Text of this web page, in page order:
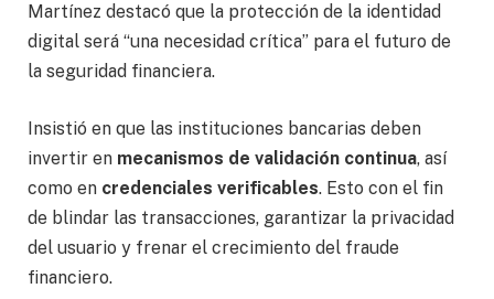
Martínez destacó que la protección de la identidad
digital será “una necesidad crítica” para el futuro de
la seguridad financiera.
Insistió en que las instituciones bancarias deben
invertir en mecanismos de validación continua, así
como en credenciales verificables. Esto con el fin
de blindar las transacciones, garantizar la privacidad
del usuario y frenar el crecimiento del fraude
financiero.